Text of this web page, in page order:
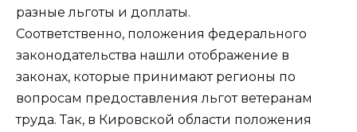
разные льготы и доплаты.
Соответственно, положения федерального
законодательства нашли отображение в
законах, которые принимают регионы по
вопросам предоставления льгот ветеранам
труда. Так, в Кировской области положения